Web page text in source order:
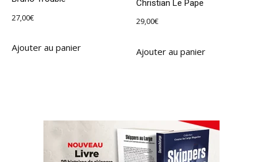
27,00€
Ajouter au panier
Christian Le Pape
29,00€
Ajouter au panier